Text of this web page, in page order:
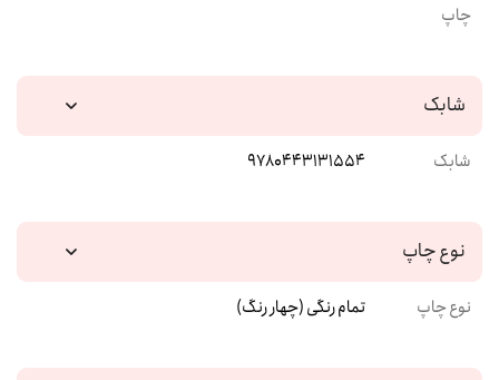
چاپ
شابک
شابک 9780443131554
نوع چاپ
نوع چاپ تمام رنگی (چهار رنگ)